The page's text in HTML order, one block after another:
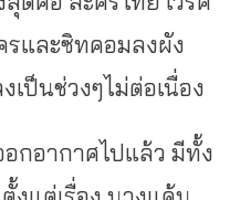
และซิทคอมลงผัง
เป็นช่วงๆไม่ต่อเนื่อง
กอากาศไปแล้ว มีทั้ง